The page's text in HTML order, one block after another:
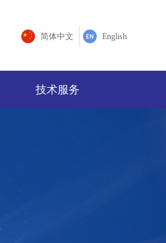
技术服务
简体中文 English